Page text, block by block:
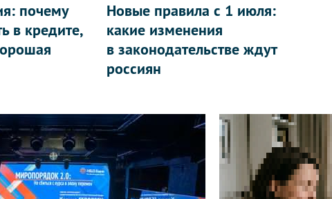
почему
в кредите,
Новые правила с 1 июля:
какие изменения
в законодательстве ждут
россиян